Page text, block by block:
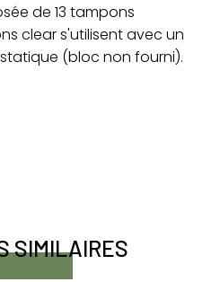
de 13 tampons
clear s'utilisent avec un
(bloc non fourni).
SIMILAIRES